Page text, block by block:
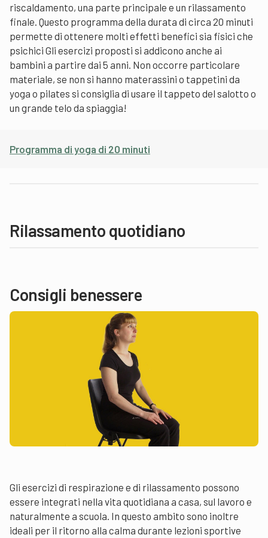
riscaldamento, una parte principale e un rilassamento
finale. Questo programma della durata di circa 20 minuti
permette di ottenere molti effetti benefici sia fisici che
psichici Gli esercizi proposti si addicono anche ai
bambini a partire dai 5 anni. Non occorre particolare
materiale, se non si hanno materassini o tappetini da
yoga o pilates si consiglia di usare il tappeto del salotto o
un grande telo da spiaggia!
Programma di yoga di 20 minuti
Rilassamento quotidiano
Consigli benessere
Gli esercizi di respirazione e di rilassamento possono
essere integrati nella vita quotidiana a casa, sul lavoro e
naturalmente a scuola. In questo ambito sono inoltre
ideali per il ritorno alla calma durante lezioni sportive